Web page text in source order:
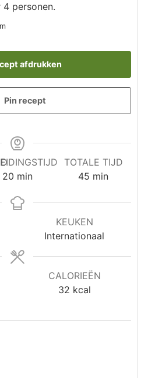
personen.
afdrukken
Pin recept
20 minuten
min
TOTALE TIJD
45 minuten
min
KEUKEN
Internationaal
CALORIEËN
32 kcal